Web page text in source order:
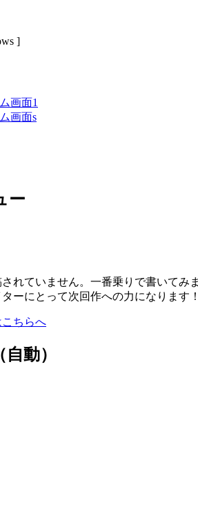
]
ー
れていません。一番乗りで書いてみ
ーにとって次回作への力になります！
ちらへ
動）